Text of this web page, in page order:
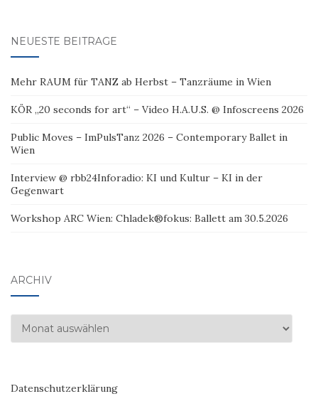
NEUESTE BEITRÄGE
Mehr RAUM für TANZ ab Herbst – Tanzräume in Wien
KÖR „20 seconds for art“ – Video H.A.U.S. @ Infoscreens 2026
Public Moves – ImPulsTanz 2026 – Contemporary Ballet in
Wien
Interview @ rbb24Inforadio: KI und Kultur – KI in der
Gegenwart
Workshop ARC Wien: Chladek®fokus: Ballett am 30.5.2026
ARCHIV
Archiv
Datenschutzerklärung